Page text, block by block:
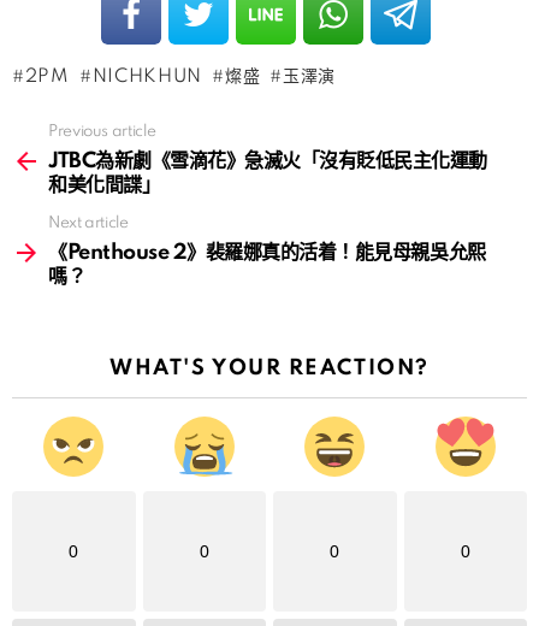
2PM NICHKHUN 燦盛 玉澤演
more
Previous article
JTBC為新劇《雪滴花》急滅火「沒有貶低民主化運動
和美化間諜」
Next article
《Penthouse 2》裴羅娜真的活着！能見母親吳允熙
嗎？
WHAT'S YOUR REACTION?
0 0 0 0